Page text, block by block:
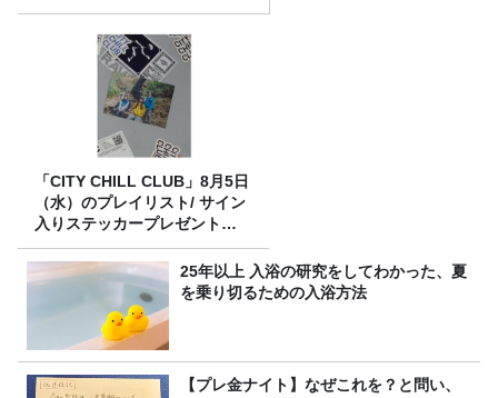
「CITY CHILL CLUB」8月5日
（水）のプレイリスト/ サイン
入りステッカープレゼント有
り
25年以上 入浴の研究をしてわかった、夏
を乗り切るための入浴方法
【プレ金ナイト】なぜこれを？と問い、